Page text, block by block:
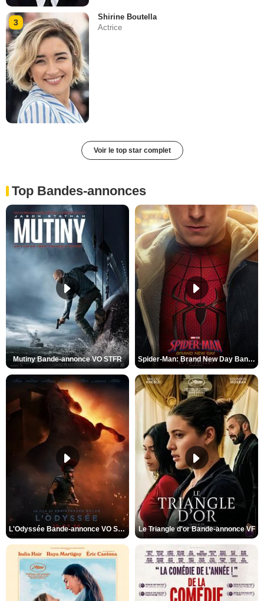
3
Shirine Boutella
Actrice
Voir le top star complet
Top Bandes-annonces
Mutiny Bande-annonce VO STFR Spider-Man: Brand New Day Bande-annonce VO STFR
L'Odyssée Bande-annonce VO STFR Le Triangle d'or Bande-annonce VF